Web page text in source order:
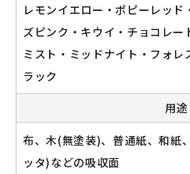
マイアカウント
カートを見る
お買い物ガイド
お問い合わせ
レモンイエロー・ポピーレッ
ズピンク・キウイ・チョコレー
ミスト・ミッドナイト・フォ
ラック
用途
布、木(無塗装)、普通紙、和紙
ッタ)などの吸収面